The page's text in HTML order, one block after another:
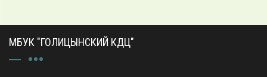
МБУК "ГОЛИЦЫНСКИЙ КДЦ"